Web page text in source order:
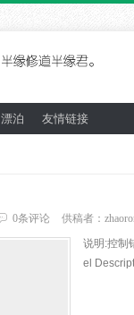
漂泊 友情链接
0条评论 供稿者：
说明:控制
el